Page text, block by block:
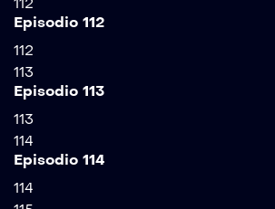
Episodio 112
112
113
Episodio 113
113
114
Episodio 114
114